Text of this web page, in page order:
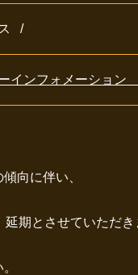
インフォメーション
向に伴い、
期とさせていただき